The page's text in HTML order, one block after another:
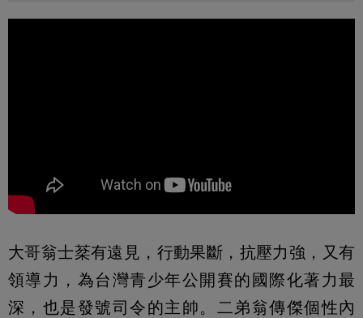
大哥翁士棻有遠見，行動果斷，抗壓力強，又有
領導力，為台灣青少年公開賽的國際化著力最
深，也是發號司令的主帥。二弟翁傳傑個性內